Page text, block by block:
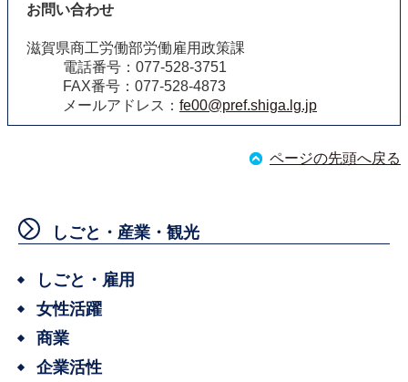
お問い合わせ
滋賀県商工労働部労働雇用政策課
電話番号：077-528-3751
FAX番号：077-528-4873
メールアドレス： fe00@pref.shiga.lg.jp
ページの先頭へ戻る
しごと・産業・観光
しごと・雇用
女性活躍
商業
企業活性